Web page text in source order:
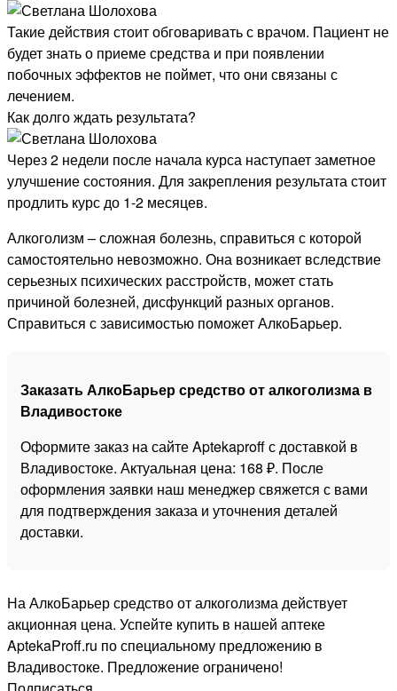
Такие действия стоит обговаривать с врачом. Пациент не
будет знать о приеме средства и при появлении
побочных эффектов не поймет, что они связаны с
лечением.
Как долго ждать результата?
Через 2 недели после начала курса наступает заметное
улучшение состояния. Для закрепления результата стоит
продлить курс до 1-2 месяцев.
Алкоголизм – сложная болезнь, справиться с которой
самостоятельно невозможно. Она возникает вследствие
серьезных психических расстройств, может стать
причиной болезней, дисфункций разных органов.
Справиться с зависимостью поможет АлкоБарьер.
Заказать АлкоБарьер средство от алкоголизма в
Владивостоке
Оформите заказ на сайте Aptekaproff с доставкой в
Владивостоке. Актуальная цена: 168 ₽. После
оформления заявки наш менеджер свяжется с вами
для подтверждения заказа и уточнения деталей
доставки.
На АлкоБарьер средство от алкоголизма действует
акционная цена. Успейте купить в нашей аптеке
AptekaProff.ru по специальному предложению в
Владивостоке. Предложение ограничено!